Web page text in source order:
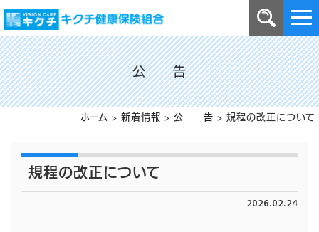
ホーム > 新着情報 > 公 告 > 規程の改正について
公 告
規程の改正について
2026.02.24